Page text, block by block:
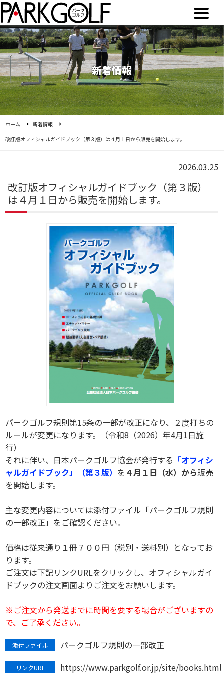
新着情報
ホーム
新着情報
改訂版オフィシャルガイドブック（第３版）は４月１日から販売を開始します。
2026.03.25
改訂版オフィシャルガイドブック（第３版）
は４月１日から販売を開始します。
パークゴルフ規則第15条の一部が改正になり、２度打ちの
ルールが変更になります。（令和8（2026）年4月1日施
行）
それに伴い、日本パークゴルフ協会が発行する 「オフィシ
ャルガイドブック」（第３版） を ４月１日（水）から販売
を開始します。
主な変更内容については添付ファイル「パークゴルフ規則
の一部改正」をご確認ください。
価格は従来通り１冊７００円（税別・送料別）となってお
ります。
ご注文は下記リンクURLをクリックし、オフィシャルガイ
ドブックの注文画面よりご注文をお願いします。
※ご注文から発送までに時間を要する場合がございますの
で、ご了承ください。
添付ファイル パークゴルフ規則の一部改正
リンクURL https://www.parkgolf.or.jp/site/books.html